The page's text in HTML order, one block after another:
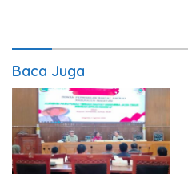
Baca Juga